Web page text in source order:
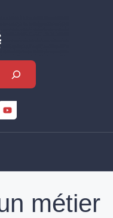
métier